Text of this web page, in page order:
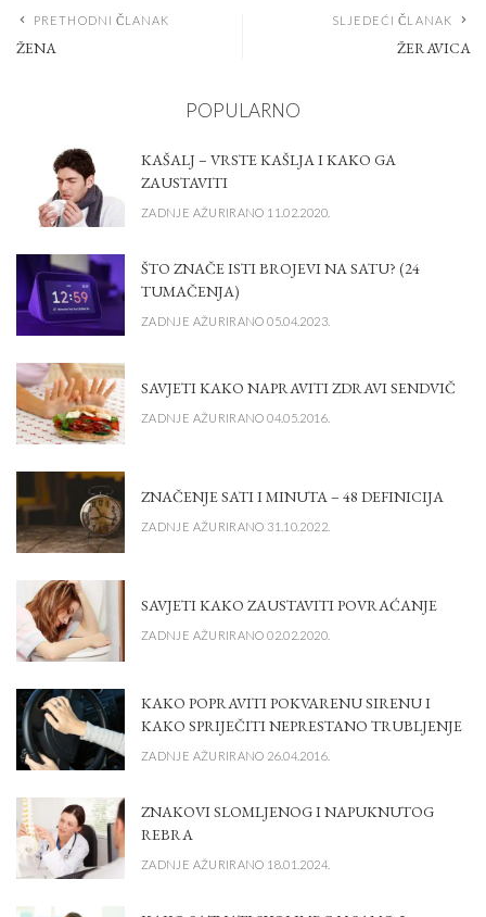
PRETHODNI ČLANAK
ŽENA
SLJEDEĆI ČLANAK
ŽERAVICA
POPULARNO
KAŠALJ – VRSTE KAŠLJA I KAKO GA
ZAUSTAVITI
ZADNJE AŽURIRANO 11.02.2020.
ŠTO ZNAČE ISTI BROJEVI NA SATU? (24
TUMAČENJA)
ZADNJE AŽURIRANO 05.04.2023.
SAVJETI KAKO NAPRAVITI ZDRAVI SENDVIČ
ZADNJE AŽURIRANO 04.05.2016.
ZNAČENJE SATI I MINUTA – 48 DEFINICIJA
ZADNJE AŽURIRANO 31.10.2022.
SAVJETI KAKO ZAUSTAVITI POVRAĆANJE
ZADNJE AŽURIRANO 02.02.2020.
KAKO POPRAVITI POKVARENU SIRENU I
KAKO SPRIJEČITI NEPRESTANO TRUBLJENJE
ZADNJE AŽURIRANO 26.04.2016.
ZNAKOVI SLOMLJENOG I NAPUKNUTOG
REBRA
ZADNJE AŽURIRANO 18.01.2024.